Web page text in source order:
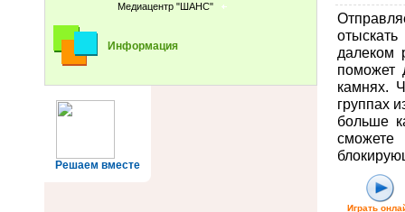
Медиацентр "ШАНС"
Информация
Решаем вместе
далеком
поможет
камнях.
группах
больше
Играть